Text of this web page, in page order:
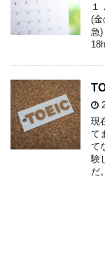
１
(
急
現
て
て
験
だ